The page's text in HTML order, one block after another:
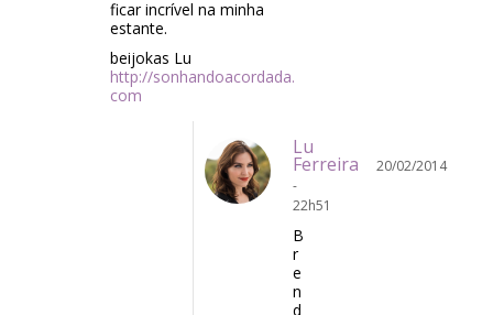
ficar incrível na minha
estante.
beijokas Lu
http://sonhandoacordada.
com
Lu
Ferreira
20/02/2014
-
22h51
B
r
e
n
d